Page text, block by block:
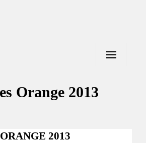
Orange 2013
2013